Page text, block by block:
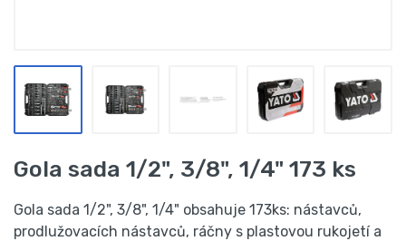
Gola sada 1/2", 3/8", 1/4" 173 ks
Gola sada 1/2", 3/8", 1/4" obsahuje 173ks: nástavců,
prodlužovacích nástavců, ráčny s plastovou rukojetí a